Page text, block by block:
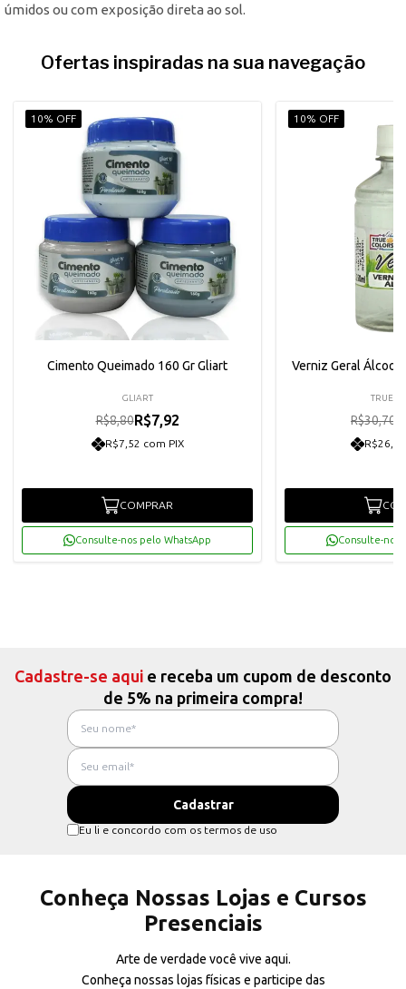
úmidos ou com exposição direta ao sol.
Ofertas inspiradas na sua navegação
10% OFF
Cimento Queimado 160 Gr Gliart
GLIART
R$8,80R$7,92
R$7,52 com PIX
COMPRAR
Consulte-nos pelo WhatsApp
10% OFF
Verniz Geral Álcool
TRUE
R$30,70
Consulte-nos
Cadastre-se aqui e receba um cupom de desconto
de 5% na primeira compra!
Eu li e concordo com os termos de uso
Conheça Nossas Lojas e Cursos
Presenciais
Arte de verdade você vive aqui.
Conheça nossas lojas físicas e participe das